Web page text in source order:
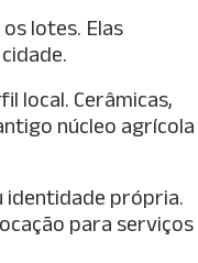
lotes. Elas
local. Cerâmicas,
núcleo agrícola
identidade própria.
para serviços